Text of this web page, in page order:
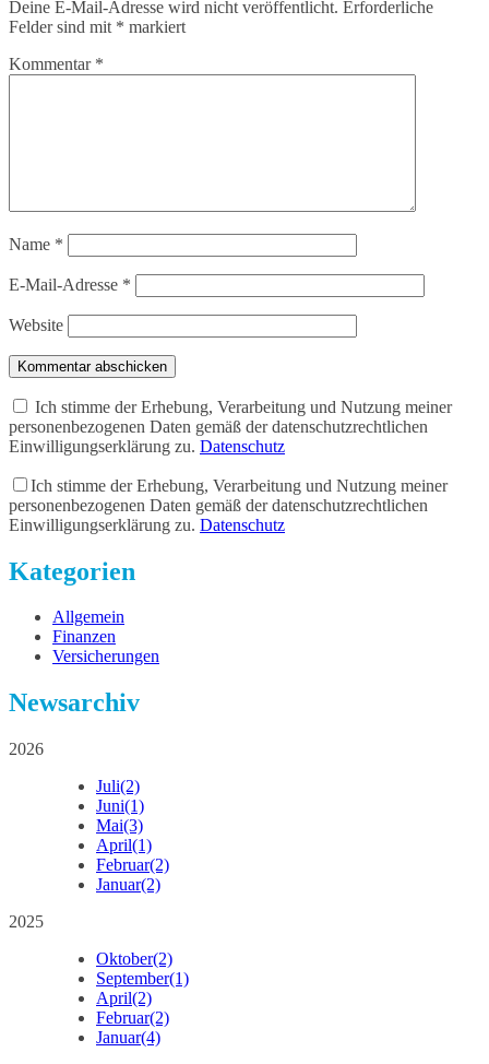
Deine E-Mail-Adresse wird nicht veröffentlicht. Erforderliche
Felder sind mit * markiert
Kommentar *
Name *
E-Mail-Adresse *
Website
Kommentar abschicken
Ich stimme der Erhebung, Verarbeitung und Nutzung meiner
personenbezogenen Daten gemäß der datenschutzrechtlichen
Einwilligungserklärung zu. Datenschutz
Ich stimme der Erhebung, Verarbeitung und Nutzung meiner
personenbezogenen Daten gemäß der datenschutzrechtlichen
Einwilligungserklärung zu. Datenschutz
Kategorien
Allgemein
Finanzen
Versicherungen
Newsarchiv
2026
Juli(2)
Juni(1)
Mai(3)
April(1)
Februar(2)
Januar(2)
2025
Oktober(2)
September(1)
April(2)
Februar(2)
Januar(4)